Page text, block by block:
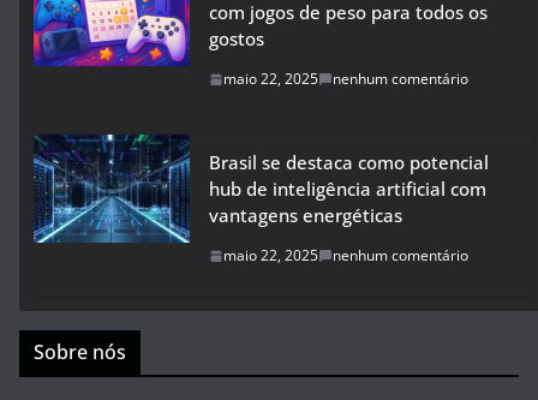
com jogos de peso para todos os
gostos
maio 22, 2025 nenhum comentário
Brasil se destaca como potencial
hub de inteligência artificial com
vantagens energéticas
maio 22, 2025 nenhum comentário
Sobre nós